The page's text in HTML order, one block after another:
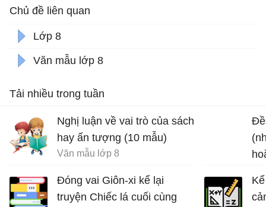
Chủ đề liên quan
Lớp 8
Văn mẫu lớp 8
Tải nhiều trong tuần
Nghị luận về vai trò của sách
hay ấn tượng (10 mẫu)
Văn mẫu lớp 8
Đóng vai Giôn-xi kể lại
truyện Chiếc lá cuối cùng
Đề